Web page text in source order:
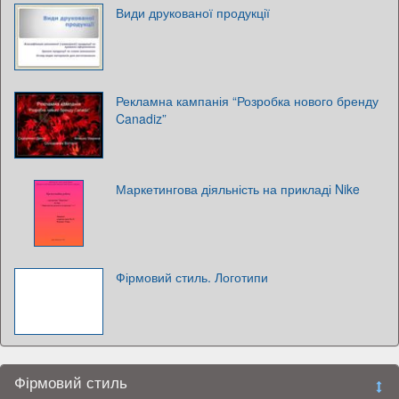
Види друкованої продукції
Рекламна кампанія “Розробка нового бренду
Canadiz”
Маркетингова діяльність на прикладі Nike
Фірмовий стиль. Логотипи
Фірмовий стиль